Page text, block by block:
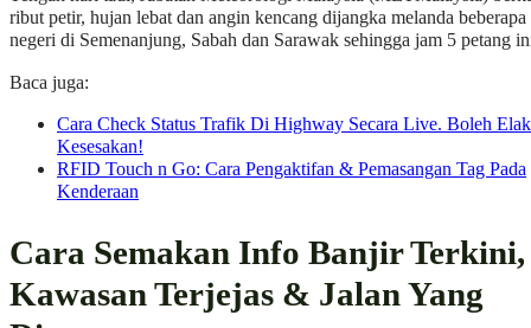
ribut petir, hujan lebat dan angin kencang dijangka melanda beberapa
negeri di Semenanjung, Sabah dan Sarawak sehingga jam 5 petang
Baca juga:
Cara Check Status Trafik Di Highway Secara Live. Boleh Elak
Kesesakan!
RFID Touch n Go: Cara Pengaktifan & Pemasangan Tag Pada
Kenderaan
Cara Semakan Info Banjir Terkini,
Kawasan Terjejas & Jalan Yang